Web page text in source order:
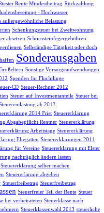
Rente Mindestbeitrag Rückzahlung
- Hochwasser
außergewöhnliche Belastung
Schenkungsteuer bei Zweitwohnung
absetzen Schornsteinfegergebühren
Selbständige Tätigkeit oder doch
Sonderausgaben
Sonstige Vorsorgeaufwendungen
Spenden für Flüchtlinge
CD Steuer-Rechner 2012
Steuer auf Investmentanteile Steuer bei
ab 2013
2014 Frist Steuererklärung
Abgabepflicht Rentner Steuererklärung
Arbeitstage Steuererklärung
Ehegatten Steuererklärungen 2011
für Vereine Steuererklärung mit Elster
nachträglich ändern lassen
Steuererklärung selber machen
Steuererlärung abgeben
Steuerfreibetrag Steuerfreibetrag
Steuerfreier Teil der Rente Steuer
bei verheirateten Steuerklasse nach
Steuerklassenwahl 2013 steuerliche